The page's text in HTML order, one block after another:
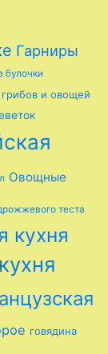
Гарниры
грибов и овощей
Овощные
теста
кухня
говядина